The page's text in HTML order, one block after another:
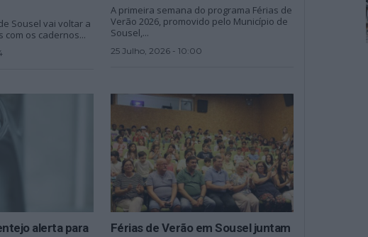
Sousel vai voltar a
com os cadernos...
A primeira semana do programa Férias de
Verão 2026, promovido pelo Município de
Sousel,...
25 Julho, 2026 - 10:00
alerta para
Férias de Verão em Sousel juntam